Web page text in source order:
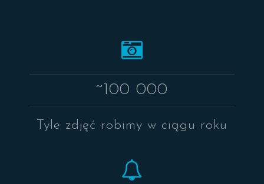
~100 000
Tyle zdjęć robimy w ciągu roku